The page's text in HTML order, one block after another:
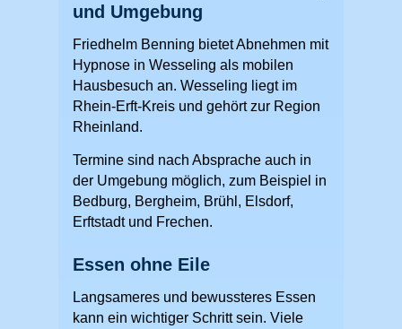
und Umgebung
Friedhelm Benning bietet Abnehmen mit
Hypnose in Wesseling als mobilen
Hausbesuch an. Wesseling liegt im
Rhein-Erft-Kreis und gehört zur Region
Rheinland.
Termine sind nach Absprache auch in
der Umgebung möglich, zum Beispiel in
Bedburg, Bergheim, Brühl, Elsdorf,
Erftstadt und Frechen.
Essen ohne Eile
Langsameres und bewussteres Essen
kann ein wichtiger Schritt sein. Viele